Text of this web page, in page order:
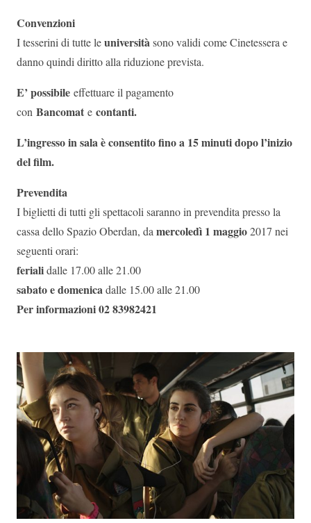
Convenzioni
I tesserini di tutte leuniversitàsono validi come Cinetessera e
danno quindi diritto alla riduzione prevista.
E’ possibile effettuare il pagamento
con Bancomat e contanti.
L’ingresso in sala è consentito fino a 15 minuti dopo l’inizio
del film.
Prevendita
I biglietti di tutti gli spettacoli saranno in prevendita presso la
cassa dello Spazio Oberdan, da mercoledì 1 maggio2017 nei
seguenti orari:
ferialidalle 17.00 alle 21.00
sabato e domenicadalle 15.00 alle 21.00
Per informazioni 02 83982421